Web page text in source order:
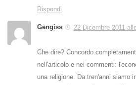
Rispondi
Gengiss 22 Dicembre 2011
Che dire? Concordo
nell'articolo e nei commenti:
una religione. Da tren'anni siamo